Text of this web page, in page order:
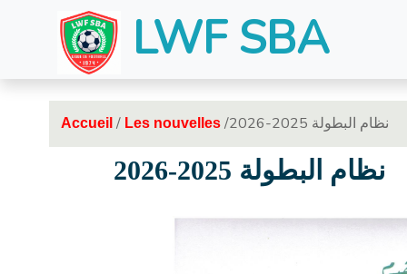
LWF SBA
Accueil/ Les nouvelles /نظام البطولة 2025-2026
نظام البطولة 2025-2026